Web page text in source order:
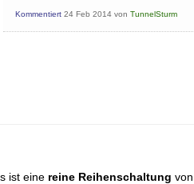
Kommentiert 24 Feb 2014 von TunnelSturm
ist einereine Reihenschaltung